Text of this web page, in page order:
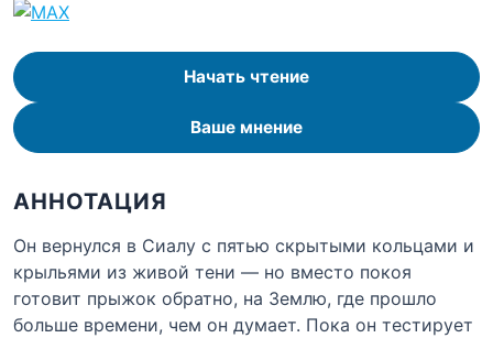
Начать чтение
Ваше мнение
АННОТАЦИЯ
Он вернулся в Сиалу с пятью скрытыми кольцами и
крыльями из живой тени — но вместо покоя
готовит прыжок обратно, на Землю, где прошло
больше времени, чем он думает. Пока он тестирует